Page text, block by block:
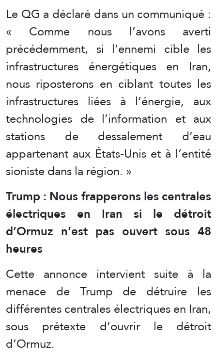
Le QG a déclaré dans un communiqué :
« Comme nous l’avons averti
précédemment, si l’ennemi cible les
infrastructures énergétiques en Iran,
nous riposterons en ciblant toutes les
infrastructures liées à l’énergie, aux
technologies de l’information et aux
stations de dessalement d’eau
appartenant aux États-Unis et à l’entité
sioniste dans la région. »
Trump : Nous frapperons les centrales
électriques en Iran si le détroit
d’Ormuz n’est pas ouvert sous 48
heures
Cette annonce intervient suite à la
menace de Trump de détruire les
différentes centrales électriques en Iran,
sous prétexte d’ouvrir le détroit
d’Ormuz.